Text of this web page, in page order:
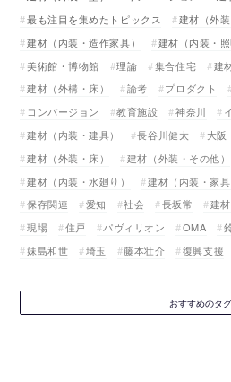
最も注目を集めたトピックス
建材（外装
建材（内装・造作家具）
建材（内装・照
美術館・博物館
理論 集合住宅
建
建材（外構・床）
論考 プロダクト
コンバージョン
教育施設 神奈川
建材（内装・建具）
長谷川健太 大阪
建材（外装・床）
建材（外装・その他）
建材（内装・水廻り）
建材（内装・家具
保存関連
愛知 社会 長坂常 建
現場
住戸 パヴィリオン OMA
妹島和世
埼玉 藤本壮介 復興支援
おすすめのタグ